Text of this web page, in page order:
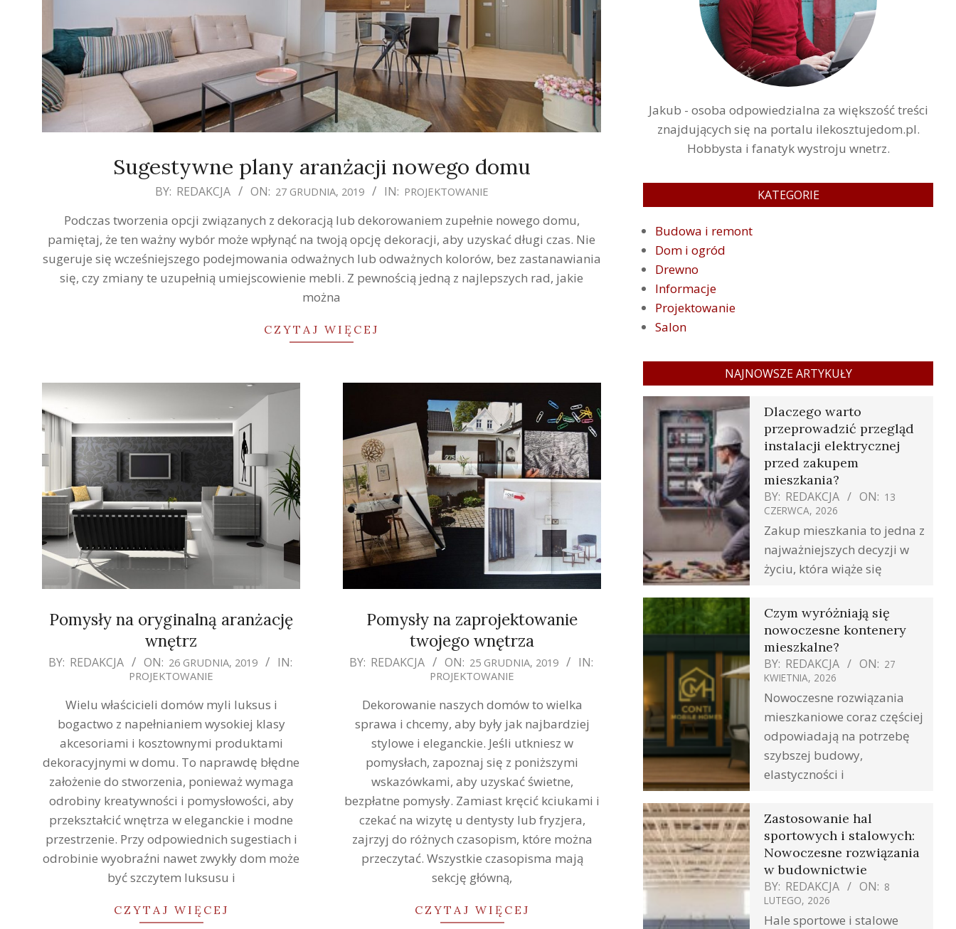
Sugestywne plany aranżacji nowego domu
BY: REDAKCJA ON: 27 GRUDNIA, 2019 IN: PROJEKTOWANIE
Podczas tworzenia opcji związanych z dekoracją lub dekorowaniem zupełnie nowego domu,
pamiętaj, że ten ważny wybór może wpłynąć na twoją opcję dekoracji, aby uzyskać długi czas. Nie
sugeruje się wcześniejszego podejmowania odważnych lub odważnych kolorów, bez zastanawiania
się, czy zmiany te uzupełnią umiejscowienie mebli. Z pewnością jedną z najlepszych rad, jakie
można
CZYTAJ WIĘCEJ
Pomysły na oryginalną aranżację
wnętrz
2019-
BY: REDAKCJA ON: 26 GRUDNIA, 2019 IN:
PROJEKTOWANIE
Wielu właścicieli domów myli luksus i
bogactwo z napełnianiem wysokiej klasy
akcesoriami i kosztownymi produktami
dekoracyjnymi w domu. To naprawdę błędne
założenie do stworzenia, ponieważ wymaga
odrobiny kreatywności i pomysłowości, aby
przekształcić wnętrza w eleganckie i modne
przestrzenie. Przy odpowiednich sugestiach i
odrobinie wyobraźni nawet zwykły dom może
być szczytem luksusu i
CZYTAJ WIĘCEJ
Pomysły na zaprojektowanie
twojego wnętrza
2019-
BY: REDAKCJA ON: 25 GRUDNIA, 2019 IN:
PROJEKTOWANIE
Dekorowanie naszych domów to wielka
sprawa i chcemy, aby były jak najbardziej
stylowe i eleganckie. Jeśli utkniesz w
pomysłach, zapoznaj się z poniższymi
wskazówkami, aby uzyskać świetne,
bezpłatne pomysły. Zamiast kręcić kciukami i
czekać na wizytę u dentysty lub fryzjera,
zajrzyj do różnych czasopism, które można
przeczytać. Wszystkie czasopisma mają
sekcję główną,
CZYTAJ WIĘCEJ
Jakub - osoba odpowiedzialna za większość treści
znajdujących się na portalu ilekosztujedom.pl.
Hobbysta i fanatyk wystroju wnetrz.
KATEGORIE
Budowa i remont
Dom i ogród
Drewno
Informacje
Projektowanie
Salon
NAJNOWSZE ARTYKUŁY
Dlaczego warto
przeprowadzić przegląd
instalacji elektrycznej
przed zakupem
mieszkania?
BY: REDAKCJA ON: 13
CZERWCA, 2026
Zakup mieszkania to jedna z
najważniejszych decyzji w
życiu, która wiąże się
Czym wyróżniają się
nowoczesne kontenery
mieszkalne?
BY: REDAKCJA ON: 27
KWIETNIA, 2026
Nowoczesne rozwiązania
mieszkaniowe coraz częściej
odpowiadają na potrzebę
szybszej budowy,
elastyczności i
Zastosowanie hal
sportowych i stalowych:
Nowoczesne rozwiązania
w budownictwie
BY: REDAKCJA ON: 8
LUTEGO, 2026
Hale sportowe i stalowe